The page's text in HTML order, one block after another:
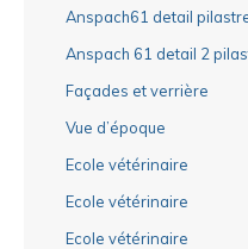
Anspach61 detail
Anspach 61 detail 2
Façades et verrière
Vue d’époque
Ecole vétérinaire
Ecole vétérinaire
Ecole vétérinaire